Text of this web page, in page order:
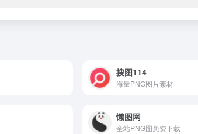
搜图114
海量PNG图片素材
懒图网
全站PNG图免费下载